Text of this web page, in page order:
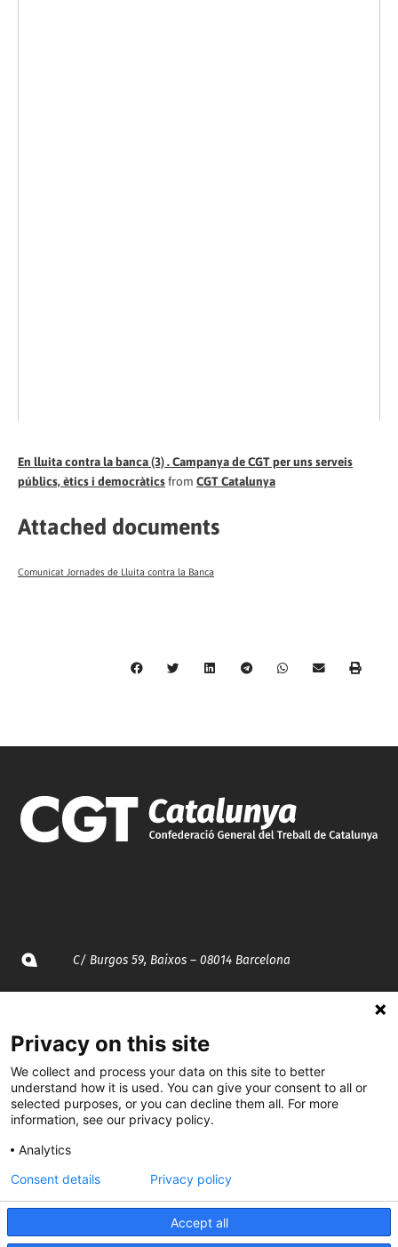
En lluita contra la banca (3) . Campanya de CGT per uns serveis
públics, ètics i democràticsfrom CGT Catalunya
Attached documents
Comunicat Jornades de Lluita contra la Banca
C/ Burgos 59, Baixos – 08014 Barcelona
935 120 481
@CGTCatalunya
CGTCatalunya
cgtcatalunya
Privacy on this site
We collect and process your data on this site to better
understand how it is used. You can give your consent to all or
selected purposes, or you can decline them all. For more
information, see our privacy policy.
Analytics
Accept all
Consent details Privacy policy